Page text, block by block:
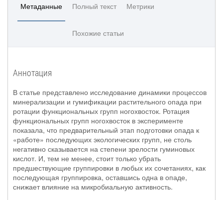
Метаданные Полный текст Метрики
Похожие статьи
Аннотация
В статье представлено исследование динамики процессов
минерализации и гумификации растительного опада при
ротации функциональных групп ногохвосток. Ротация
функциональных групп ногохвосток в эксперименте
показала, что предварительный этап подготовки опада к
«работе» последующих экологических групп, не столь
негативно сказывается на степени зрелости гуминовых
кислот. И, тем не менее, стоит только убрать
предшествующие группировки в любых их сочетаниях, как
последующая группировка, оставшись одна в опаде,
снижает влияние на микробиальную активность.